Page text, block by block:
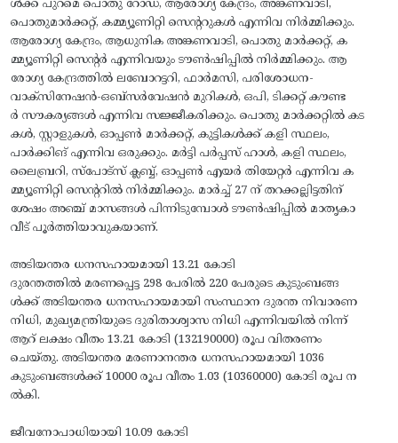
ള്‍ക്ക് പുറമെ പൊതു റോഡ്, ആരോഗ്യ കേന്ദ്രം, അങ്കണവാടി,
പൊതുമാര്‍ക്കറ്റ്, കമ്മ്യൂണിറ്റി സെന്ററുകള്‍ എന്നിവ നിര്‍മ്മിക്കും.
ആരോഗ്യ കേന്ദ്രം, ആധുനിക അങ്കണവാടി, പൊതു മാര്‍ക്കറ്റ്, ക
മ്മ്യൂണിറ്റി സെന്റര്‍ എന്നിവയും ടൗണ്‍ഷിപ്പില്‍ നിര്‍മ്മിക്കും. ആ
രോഗ്യ കേന്ദ്രത്തില്‍ ലബോറട്ടറി, ഫാര്‍മസി, പരിശോധന-
വാക്‌സിനേഷന്‍-ഒബ്‌സര്‍വേഷന്‍ മുറികള്‍, ഒപി, ടിക്കറ്റ് കൗണ്ട
ര്‍ സൗകര്യങ്ങള്‍ എന്നിവ സജ്ജീകരിക്കും. പൊതു മാര്‍ക്കറ്റില്‍ കട
കള്‍, സ്റ്റാളുകള്‍, ഓപ്പണ്‍ മാര്‍ക്കറ്റ്, കുട്ടികള്‍ക്ക് കളി സ്ഥലം,
പാര്‍ക്കിങ് എന്നിവ ഒരുക്കും. മര്‍ട്ടി പര്‍പ്പസ് ഹാള്‍, കളി സ്ഥലം,
ലൈബ്രറി, സ്‌പോട്‌സ് ക്ലബ്ബ്, ഓപ്പണ്‍ എയര്‍ തിയേറ്റര്‍ എന്നിവ ക
മ്മ്യൂണിറ്റി സെന്ററില്‍ നിര്‍മ്മിക്കും. മാര്‍ച്ച് 27 ന് തറക്കല്ലിട്ടതിന്
ശേഷം അഞ്ച് മാസങ്ങള്‍ പിന്നിടുമ്പോള്‍ ടൗണ്‍ഷിപ്പില്‍ മാതൃകാ
വീട് പൂര്‍ത്തിയാവുകയാണ്.
അടിയന്തര ധനസഹായമായി 13.21 കോടി
ദുരന്തത്തില്‍ മരണപ്പെട്ട 298 പേരില്‍ 220 പേരുടെ കുടുംബങ്ങ
ള്‍ക്ക് അടിയന്തര ധനസഹായമായി സംസ്ഥാന ദുരന്ത നിവാരണ
നിധി, മുഖ്യമന്ത്രിയുടെ ദുരിതാശ്വാസ നിധി എന്നിവയിൽ നിന്ന്
ആറ് ലക്ഷം വീതം 13.21 കോടി (132190000) രൂപ വിതരണം
ചെയ്തു. അടിയന്തര മരണാനന്തര ധനസഹായമായി 1036
കുടുംബങ്ങള്‍ക്ക് 10000 രൂപ വീതം 1.03 (10360000) കോടി രൂപ ന
ല്‍കി.
ജീവനോപാധിയായി 10.09 കോടി